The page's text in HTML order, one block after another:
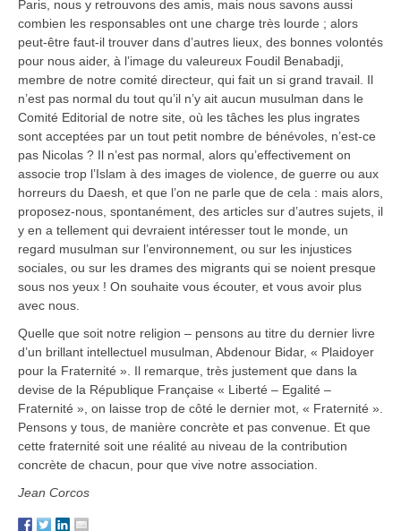
Paris, nous y retrouvons des amis, mais nous savons aussi
combien les responsables ont une charge très lourde ; alors
peut-être faut-il trouver dans d’autres lieux, des bonnes volontés
pour nous aider, à l’image du valeureux Foudil Benabadji,
membre de notre comité directeur, qui fait un si grand travail. Il
n’est pas normal du tout qu’il n’y ait aucun musulman dans le
Comité Editorial de notre site, où les tâches les plus ingrates
sont acceptées par un tout petit nombre de bénévoles, n’est-ce
pas Nicolas ? Il n’est pas normal, alors qu’effectivement on
associe trop l’Islam à des images de violence, de guerre ou aux
horreurs du Daesh, et que l’on ne parle que de cela : mais alors,
proposez-nous, spontanément, des articles sur d’autres sujets, il
y en a tellement qui devraient intéresser tout le monde, un
regard musulman sur l’environnement, ou sur les injustices
sociales, ou sur les drames des migrants qui se noient presque
sous nos yeux ! On souhaite vous écouter, et vous avoir plus
avec nous.
Quelle que soit notre religion – pensons au titre du dernier livre
d’un brillant intellectuel musulman, Abdenour Bidar, « Plaidoyer
pour la Fraternité ». Il remarque, très justement que dans la
devise de la République Française « Liberté – Egalité –
Fraternité », on laisse trop de côté le dernier mot, « Fraternité ».
Pensons y tous, de manière concrète et pas convenue. Et que
cette fraternité soit une réalité au niveau de la contribution
concrète de chacun, pour que vive notre association.
Jean Corcos